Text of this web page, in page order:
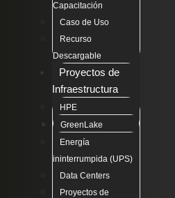
Capacitación
Caso de Uso
Recurso
Descargable
Proyectos de
Infraestructura
HPE
GreenLake
Energía
ininterrumpida (UPS)
Data Centers
Proyectos de